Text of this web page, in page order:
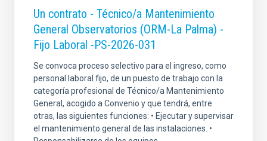
Un contrato - Técnico/a Mantenimiento
General Observatorios (ORM-La Palma) -
Fijo Laboral -PS-2026-031
Se convoca proceso selectivo para el ingreso, como
personal laboral fijo, de un puesto de trabajo con la
categoría profesional de Técnico/a Mantenimiento
General, acogido a Convenio y que tendrá, entre
otras, las siguientes funciones: • Ejecutar y supervisar
el mantenimiento general de las instalaciones. •